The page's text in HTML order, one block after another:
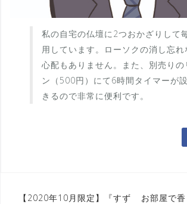
私の自宅の仏壇に2つおかざりして
用しています。ローソクの消し忘れ
心配もありません。また、別売りの
ン（500円）にて6時間タイマーが
きるので非常に便利です。
【2020年10月限定】『すず
お部屋で